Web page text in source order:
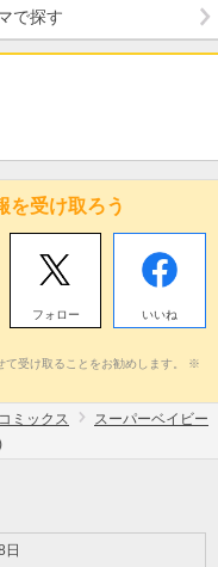
で探す
を受け取ろう
フォロー いいね
て受け取ることをお勧めします。 ※
ミックス
スーパーベイビー
日